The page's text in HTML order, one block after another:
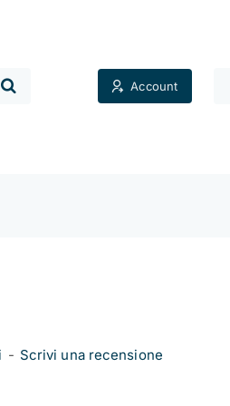
Account
- Scrivi una recensione